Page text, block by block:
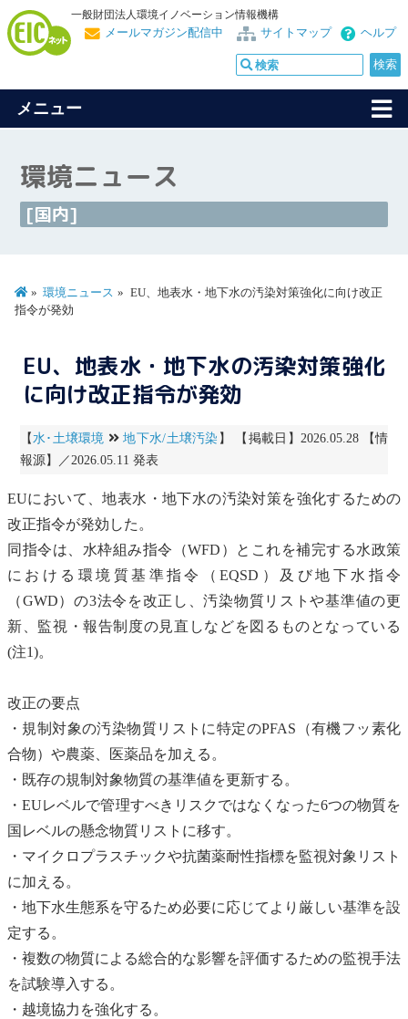
一般財団法人環境イノベーション情報機構
ヘルプ
サイトマップ
メールマガジン配信中
メニュー
環境ニュース
[国内]
環境ニュース
EU、地表水・地下水の汚染対策強化に向け改正
指令が発効
EU、地表水・地下水の汚染対策強化
に向け改正指令が発効
【水･土壌環境 地下水/土壌汚染 】 【掲載日】2026.05.28 【情
報源】／2026.05.11 発表
EUにおいて、地表水・ 地下水の汚染対策を強化するための
改正指令が発効した。
同指令は、水枠組み指令（WFD）とこれを補完する水政策
における環境質基準指令（EQSD）及び地下水 指令
（GWD）の3法令を改正し、汚染物質リストや基準値の更
新、監視・報告制度の見直しなどを図るものとなっている
(注1)。
改正の要点
・規制対象の汚染物質リストに特定のPFAS（有機フッ素化
合物）や農薬、医薬品を加える。
・既存の規制対象物質の基準値を更新する。
・EUレベルで管理すべきリスクではなくなった6つの物質を
国レベルの懸念物質リストに移す。
・ マイクロプラスチックや抗菌薬耐性指標を監視対象リスト
に加える。
・ 地下水生態系を守るため必要に応じてより厳しい基準を設
定する。
・複数の物質による総合的な影響を評価するための監視手法
を試験導入する。
・越境協力を強化する。